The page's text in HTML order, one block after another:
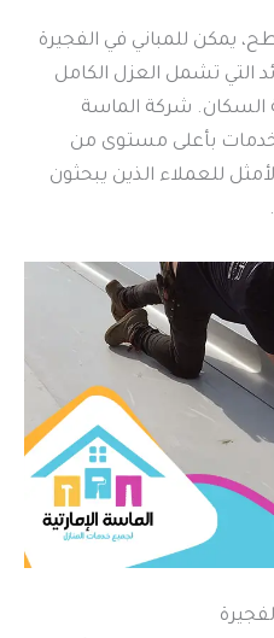
يمكن للمباني في الفجيرة
التي تشمل العزل الكامل
السكان. شركة الماسة
بأعلى مستوى من
للعملاء الذين يبحثون